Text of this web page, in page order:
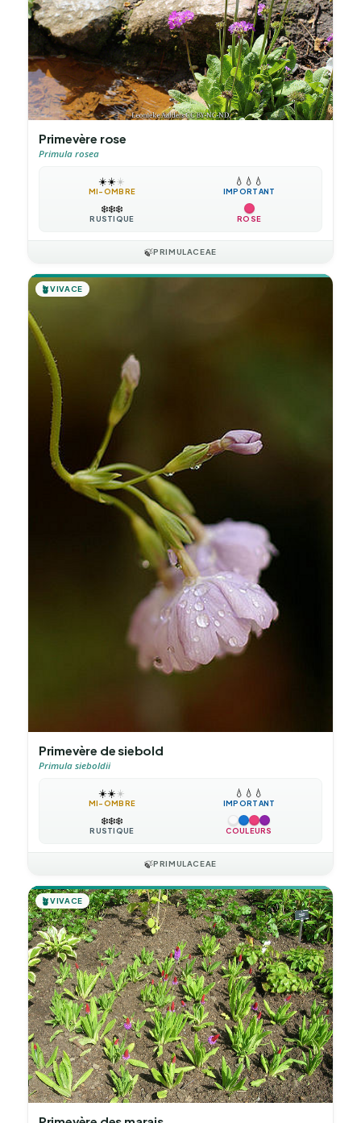
Primevère rose
Primula rosea
☀️☀️☀️
MI-OMBRE
💧 💧 💧
IMPORTANT
❄️❄️❄️
RUSTIQUE ROSE
🍃PRIMULACEAE
🪴VIVACE
Primevère de siebold
Primula sieboldii
☀️☀️☀️
MI-OMBRE
💧 💧 💧
IMPORTANT
❄️❄️❄️
RUSTIQUE COULEURS
🍃PRIMULACEAE
🪴VIVACE